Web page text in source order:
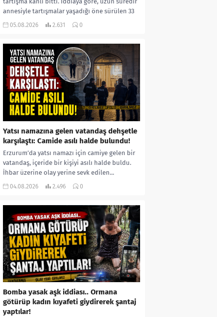
annesiyle tartışmalar yaşadığı öne sürülen 33
yaşındaki...
05.08.2026 2.631 0
Yatsı namazına gelen vatandaş dehşetle
karşılaştı: Camide asılı halde bulundu!
Erzurum’da yatsı namazı için camiye gelen bir
vatandaş, içeride bir kişiyi asılı halde buldu.
İhbar üzerine olay yerine sevk edilen...
04.08.2026 2.496 0
Bomba yasak aşk iddiası.. Ormana
götürüp kadın kıyafeti giydirerek şantaj
yaptılar!